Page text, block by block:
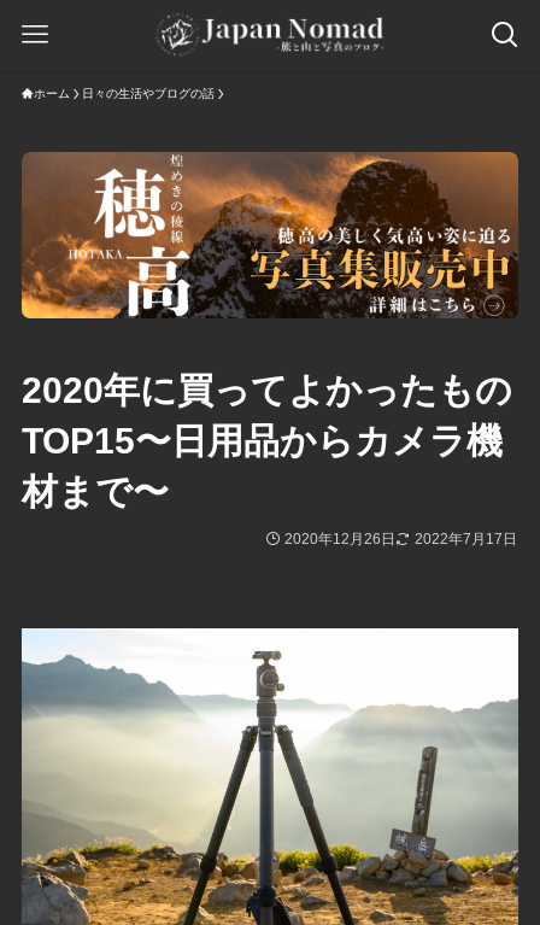
ホーム 日々の生活やブログの話
2020年に買ってよかったもの
TOP15〜日用品からカメラ機
材まで〜
2020年12月26日 2022年7月17日